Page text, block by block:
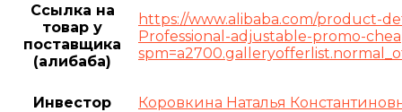
Ссылка на
товар у
поставщика
(алибаба)
https://www.alibaba.com/product-
Professional-adjustable-promo-
Инвестор Коровкина Наталья